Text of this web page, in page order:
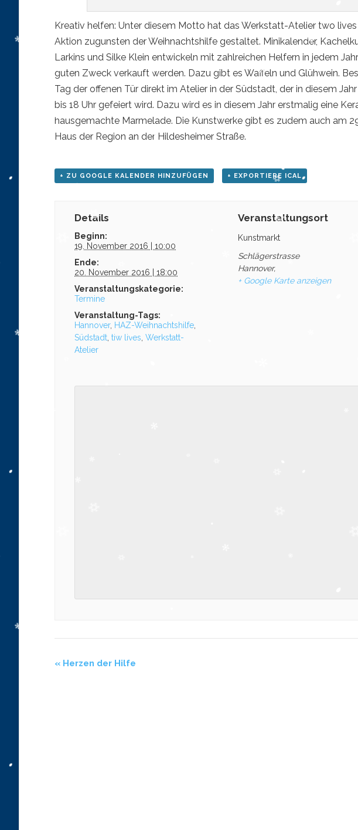
Kreativ helfen: Unter diesem Motto hat das Werkstatt-Atelier two
Aktion zugunsten der Weihnachtshilfe gestaltet. Minikalender,
Larkins und Silke Klein entwickeln mit zahlreichen Helfern in jedem
guten Zweck verkauft werden. Dazu gibt es Waffeln und Glühwein.
Tag der offenen Tür direkt im Atelier in der Südstadt, der in diesem
bis 18 Uhr gefeiert wird. Dazu wird es in diesem Jahr erstmalig eine
hausgemachte Marmelade. Die Kunstwerke gibt es zudem auch am
Haus der Region an der Hildesheimer Straße.
+ ZU GOOGLE KALENDER HINZUFÜGEN + EXPORTIERE ICAL
Details
Beginn:
19. November 2016 | 10:00
Ende:
20. November 2016 | 18:00
Veranstaltungskategorie:
Termine
Veranstaltung-Tags:
Hannover, HAZ-Weihnachtshilfe
Südstadt ,tiw lives ,Werkstatt-
Atelier
Veranstaltungsort
Kunstmarkt
Schlägerstrasse
Hannover,
+ Google Karte anzeigen
« Herzen der Hilfe